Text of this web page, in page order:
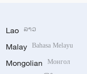
Lao ລາວ
Malay Bahasa Melayu
Mongolian Монгол